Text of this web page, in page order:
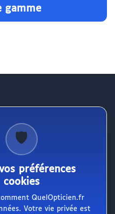
gamme
🛡️
préférences
cookies
QuelOpticien.fr
Votre vie privée est